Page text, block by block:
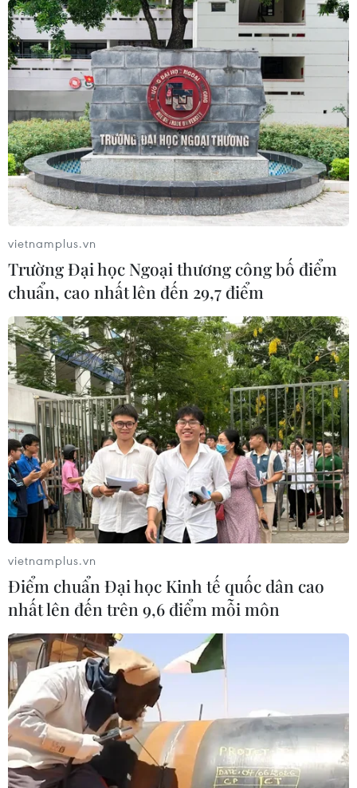
TIN CÙNG CHUYÊN MỤC
Houthi tấn công dồn dập từ
nhiều hướng khiến 4 binh sĩ chính
phủ Yemen thiệt mạng
09/08/2026 16:11
vietnamplus.vn
Trường Đại học Ngoại thương công bố điểm
chuẩn, cao nhất lên đến 29,7 điểm
vietnamplus.vn
Điểm chuẩn Đại học Kinh tế quốc dân cao
nhất lên đến trên 9,6 điểm mỗi môn